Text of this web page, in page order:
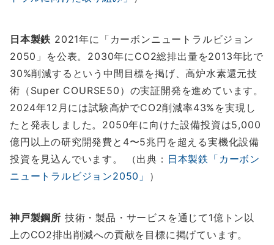
日本製鉄 2021年に「カーボンニュートラルビジョン
2050」を公表。2030年にCO2総排出量を2013年比で
30%削減するという中間目標を掲げ、高炉水素還元技
術（Super COURSE50）の実証開発を進めています。
2024年12月には試験高炉でCO2削減率43%を実現し
たと発表しました。2050年に向けた設備投資は5,000
億円以上の研究開発費と4〜5兆円を超える実機化設備
投資を見込んでいます。 （出典： 日本製鉄「カーボン
ニュートラルビジョン2050」 ）
神戸製鋼所 技術・製品・サービスを通じて1億トン以
上のCO2排出削減への貢献を目標に掲げています。